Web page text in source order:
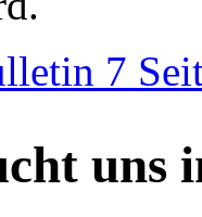
7
uns